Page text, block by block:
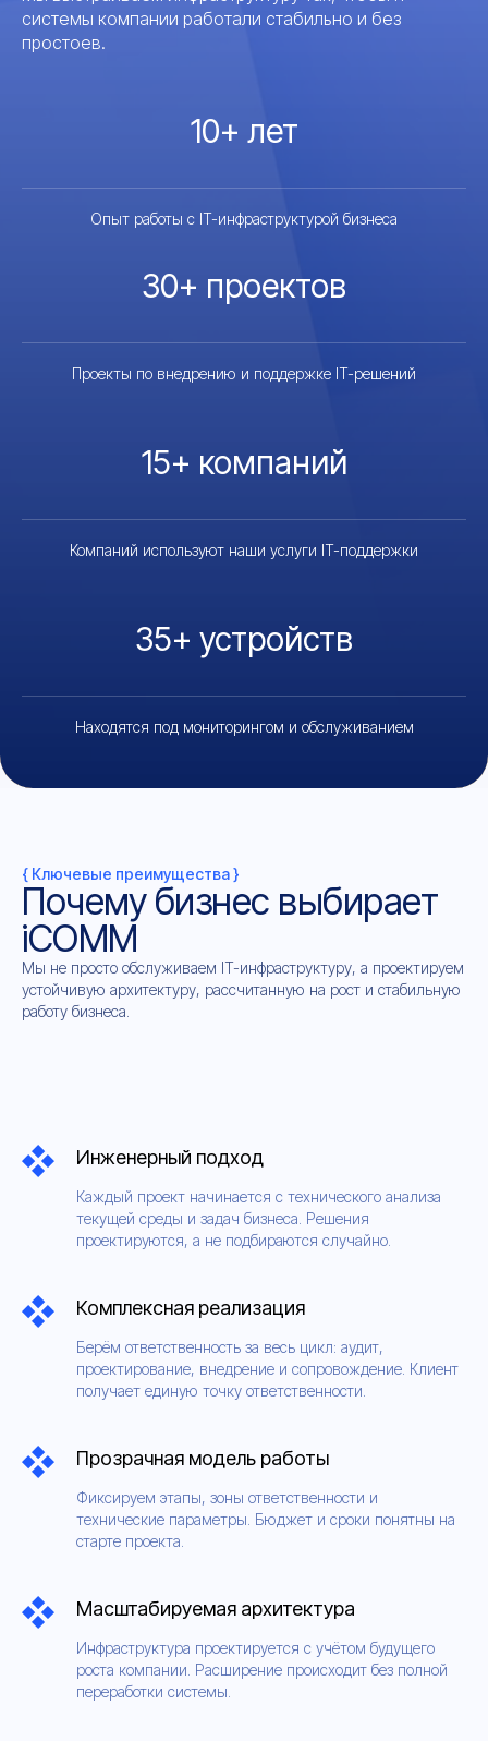
системы компании работали стабильно и без
простоев.
10+ лет
Опыт работы с IT-инфраструктурой бизнеса
30+ проектов
Проекты по внедрению и поддержке IT-решений
15+ компаний
Компаний используют наши услуги IT-поддержки
35+ устройств
Находятся под мониторингом и обслуживанием
{ Ключевые преимущества }
Почему бизнес выбирает
iCOMM
Мы не просто обслуживаем IT-инфраструктуру, а проектируем
устойчивую архитектуру, рассчитанную на рост и стабильную
работу бизнеса.
Инженерный подход
Каждый проект начинается с технического анализа
текущей среды и задач бизнеса. Решения
проектируются, а не подбираются случайно.
Комплексная реализация
Берём ответственность за весь цикл: аудит,
проектирование, внедрение и сопровождение. Клиент
получает единую точку ответственности.
Прозрачная модель работы
Фиксируем этапы, зоны ответственности и
технические параметры. Бюджет и сроки понятны на
старте проекта.
Масштабируемая архитектура
Инфраструктура проектируется с учётом будущего
роста компании. Расширение происходит без полной
переработки системы.